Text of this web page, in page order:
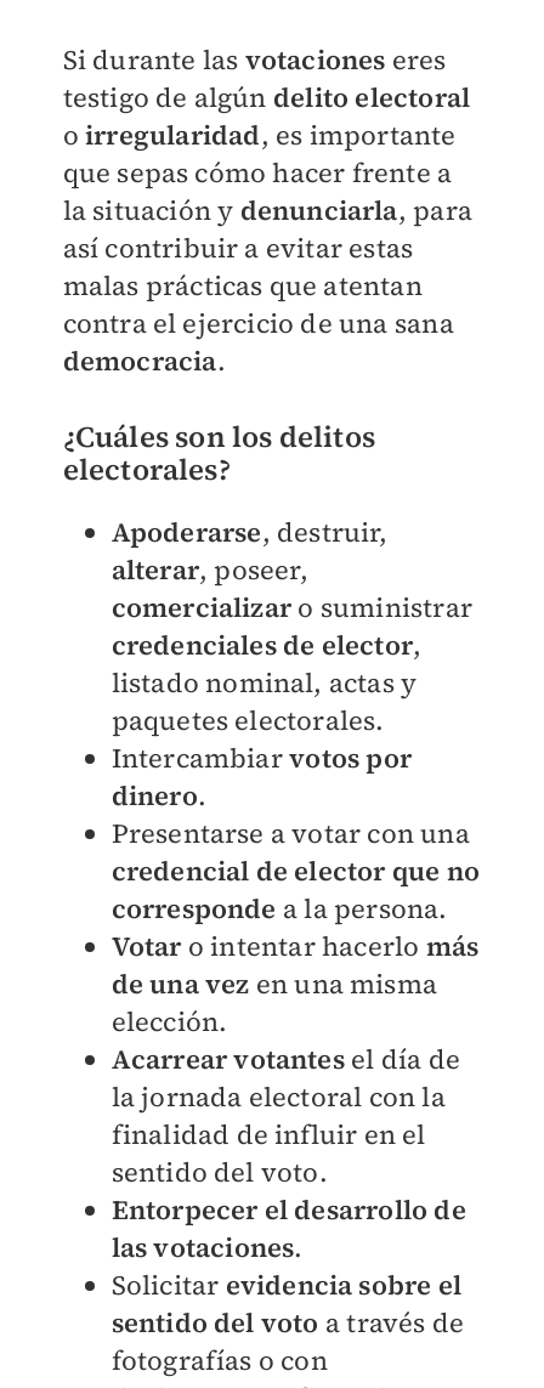
Si durante las votaciones eres
testigo de algún delito electoral
o irregularidad, es importante
que sepas cómo hacer frente a
la situación y denunciarla, para
así contribuir a evitar estas
malas prácticas que atentan
contra el ejercicio de una sana
democracia.
¿Cuáles son los delitos
electorales?
Apoderarse, destruir,
alterar, poseer,
comercializaro suministrar
credenciales de elector,
listado nominal, actas y
paquetes electorales.
Intercambiarvotos por
dinero.
Presentarse a votar con una
credencial de elector que no
corresponde a la persona.
Votar o intentar hacerlo más
de una vez en una misma
elección.
Acarrear votantes el día de
la jornada electoral con la
finalidad de influir en el
sentido del voto.
Entorpecer el desarrollo de
las votaciones.
Solicitar evidencia sobre el
sentido del voto a través de
fotografías o con